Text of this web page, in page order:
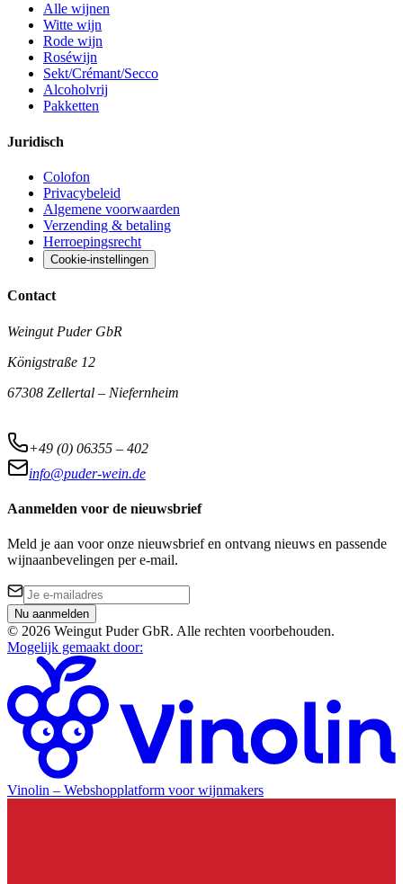
Alle wijnen
Witte wijn
Rode wijn
Roséwijn
Sekt/Crémant/Secco
Alcoholvrij
Pakketten
Juridisch
Colofon
Privacybeleid
Algemene voorwaarden
Verzending & betaling
Herroepingsrecht
Cookie-instellingen
Contact
Weingut Puder GbR
Königstraße 12
67308 Zellertal – Niefernheim
+49 (0) 06355 – 402
info@puder-wein.de
Aanmelden voor de nieuwsbrief
Meld je aan voor onze nieuwsbrief en ontvang nieuws en passende
wijnaanbevelingen per e-mail.
Nu aanmelden
© 2026 Weingut Puder GbR. Alle rechten voorbehouden.
Mogelijk gemaakt door:
Vinolin – Webshopplatform voor wijnmakers